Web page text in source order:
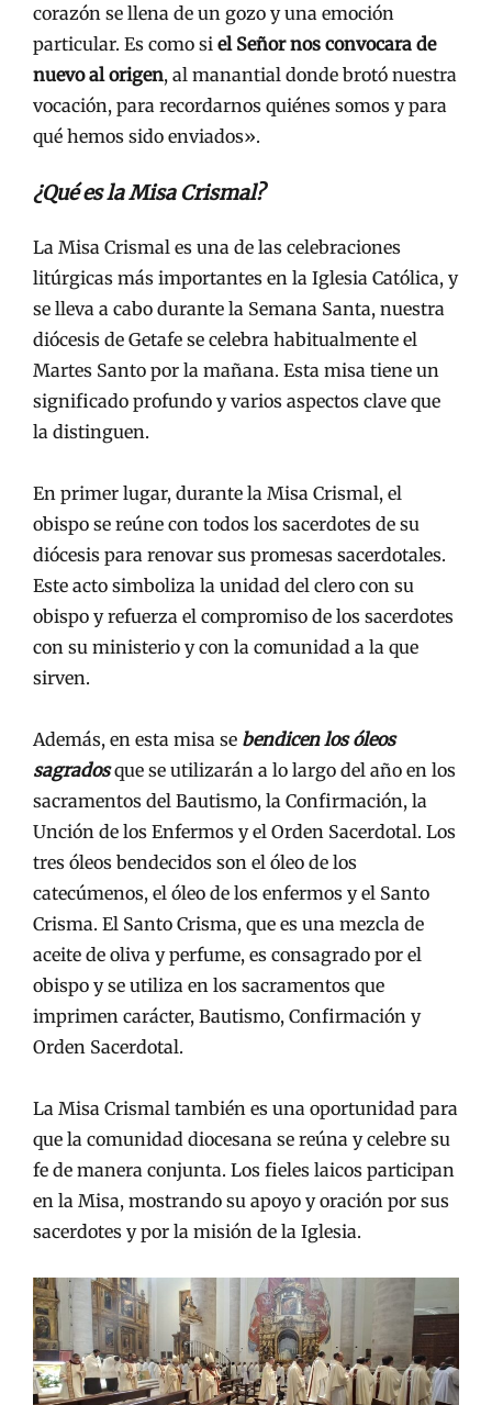
corazón se llena de un gozo y una emoción
particular. Es como si el Señor nos convocara de
nuevo al origen, al manantial donde brotó nuestra
vocación, para recordarnos quiénes somos y para
qué hemos sido enviados».
¿Qué es la Misa Crismal?
La Misa Crismal es una de las celebraciones
litúrgicas más importantes en la Iglesia Católica, y
se lleva a cabo durante la Semana Santa, nuestra
diócesis de Getafe se celebra habitualmente el
Martes Santo por la mañana. Esta misa tiene un
significado profundo y varios aspectos clave que
la distinguen.
En primer lugar, durante la Misa Crismal, el
obispo se reúne con todos los sacerdotes de su
diócesis para renovar sus promesas sacerdotales.
Este acto simboliza la unidad del clero con su
obispo y refuerza el compromiso de los sacerdotes
con su ministerio y con la comunidad a la que
sirven.
Además, en esta misa se bendicen los óleos
sagradosque se utilizarán a lo largo del año en los
sacramentos del Bautismo, la Confirmación, la
Unción de los Enfermos y el Orden Sacerdotal. Los
tres óleos bendecidos son el óleo de los
catecúmenos, el óleo de los enfermos y el Santo
Crisma. El Santo Crisma, que es una mezcla de
aceite de oliva y perfume, es consagrado por el
obispo y se utiliza en los sacramentos que
imprimen carácter, Bautismo, Confirmación y
Orden Sacerdotal.
La Misa Crismal también es una oportunidad para
que la comunidad diocesana se reúna y celebre su
fe de manera conjunta. Los fieles laicos participan
en la Misa, mostrando su apoyo y oración por sus
sacerdotes y por la misión de la Iglesia.